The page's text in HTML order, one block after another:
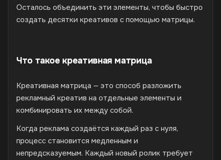
Осталось объединить эти элементы, чтобы быстро
создать десятки креативов с помощью матрицы.
Что такое креативная матрица
Креативная матрица — это способ разложить
рекламный креатив на отдельные элементы и
комбинировать их между собой.
Когда реклама создаётся каждый раз с нуля,
процесс становится медленным и
непредсказуемым. Каждый новый ролик требует